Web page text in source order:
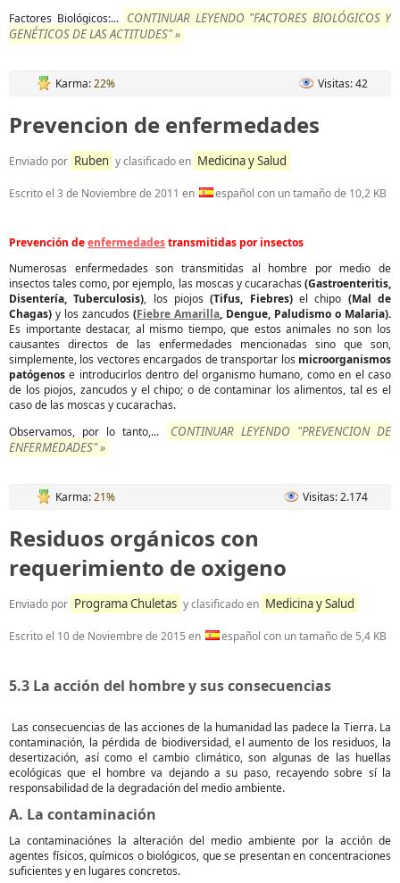
Factores Biológicos:... CONTINUAR LEYENDO "FACTORES BIOLÓGICOS Y
GENÉTICOS DE LAS ACTITUDES" »
Karma:22% Visitas: 42
Prevencion de enfermedades
Enviado por Ruben y clasificado en Medicina y Salud
Escrito el 3 de Noviembre de 2011 en español con un tamaño de 10,2 KB
Prevención deenfermedadestransmitidas por insectos
Numerosas enfermedades son transmitidas al hombre por medio de
insectos tales como, por ejemplo, las moscas y cucarachas (Gastroenteritis,
Disentería, Tuberculosis), los piojos(Tifus, Fiebres)el chipo (Mal de
Chagas) y los zancudos (Fiebre Amarilla, Dengue, Paludismo o Malaria).
Es importante destacar, al mismo tiempo, que estos animales no son los
causantes directos de las enfermedades mencionadas sino que son,
simplemente, los vectores encargados de transportar los microorganismos
patógenos e introducirlos dentro del organismo humano, como en el caso
de los piojos, zancudos y el chipo; o de contaminar los alimentos, tal es el
caso de las moscas y cucarachas.
Observamos, por lo tanto,...
CONTINUAR LEYENDO "PREVENCION DE
ENFERMEDADES" »
Karma:21% Visitas: 2.174
Residuos orgánicos con
requerimiento de oxigeno
Enviado por Programa Chuletas y clasificado en Medicina y Salud
Escrito el 10 de Noviembre de 2015 en español con un tamaño de 5,4 KB
5.3 La acción del hombre y sus consecuencias
Las consecuencias de las acciones de la humanidad las padece la Tierra. La
contaminación, la pérdida de biodiversidad, el aumento de los residuos, la
desertización, así como el cambio climático, son algunas de las huellas
ecológicas que el hombre va dejando a su paso, recayendo sobre sí la
responsabilidad de la degradación del medio ambiente.
A. La contaminación
La contaminaciónes la alteración del medio ambiente por la acción de
agentes físicos, químicos o biológicos, que se presentan en concentraciones
suficientes y en lugares concretos.